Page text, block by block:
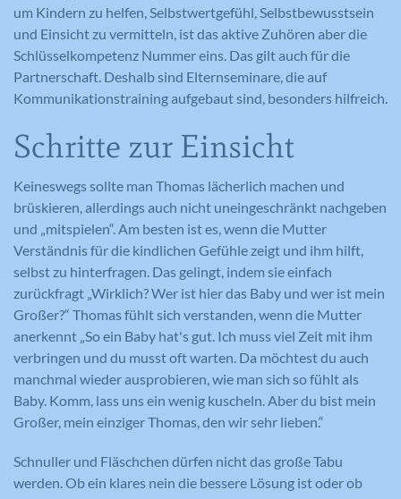
um Kindern zu helfen, Selbstwertgefühl, Selbstbewusstsein
und Einsicht zu vermitteln, ist das aktive Zuhören aber die
Schlüsselkompetenz Nummer eins. Das gilt auch für die
Partnerschaft. Deshalb sind Elternseminare, die auf
Kommunikationstraining aufgebaut sind, besonders hilfreich.
Schritte zur Einsicht
Keineswegs sollte man Thomas lächerlich machen und
brüskieren, allerdings auch nicht uneingeschränkt nachgeben
und „mitspielen“. Am besten ist es, wenn die Mutter
Verständnis für die kindlichen Gefühle zeigt und ihm hilft,
selbst zu hinterfragen. Das gelingt, indem sie einfach
zurückfragt „Wirklich? Wer ist hier das Baby und wer ist mein
Großer?“ Thomas fühlt sich verstanden, wenn die Mutter
anerkennt „So ein Baby hat's gut. Ich muss viel Zeit mit ihm
verbringen und du musst oft warten. Da möchtest du auch
manchmal wieder ausprobieren, wie man sich so fühlt als
Baby. Komm, lass uns ein wenig kuscheln. Aber du bist mein
Großer, mein einziger Thomas, den wir sehr lieben.“
Schnuller und Fläschchen dürfen nicht das große Tabu
werden. Ob ein klares nein die bessere Lösung ist oder ob